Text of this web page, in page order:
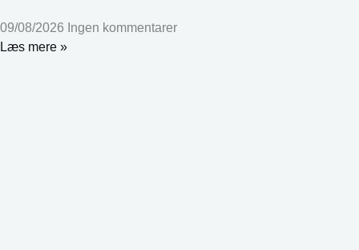
09/08/2026 Ingen kommentarer
Læs mere »